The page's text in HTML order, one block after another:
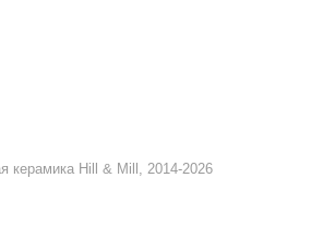
керамика Hill & Mill, 2014-2026